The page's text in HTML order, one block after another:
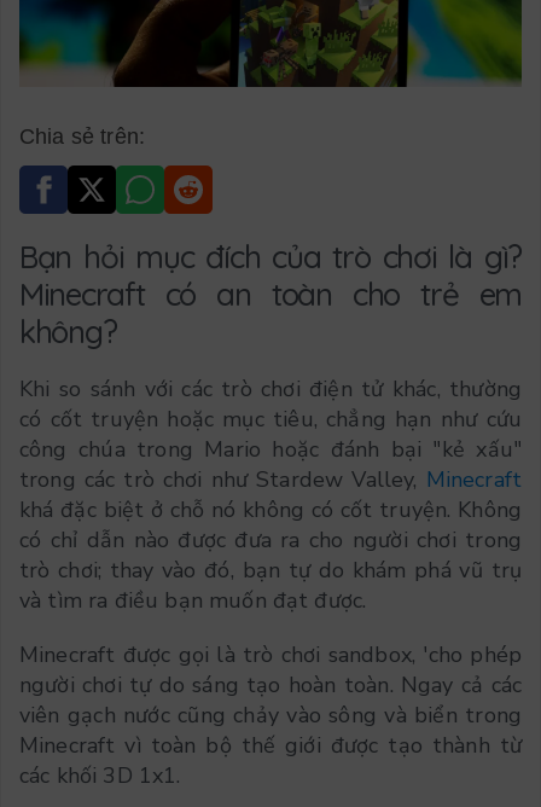
Chia sẻ trên:
Bạn hỏi mục đích của trò chơi là gì?
Minecraft có an toàn cho trẻ em
không?
Khi so sánh với các trò chơi điện tử khác, thường
có cốt truyện hoặc mục tiêu, chẳng hạn như cứu
công chúa trong Mario hoặc đánh bại "kẻ xấu"
trong các trò chơi như Stardew Valley, Minecraft
khá đặc biệt ở chỗ nó không có cốt truyện. Không
có chỉ dẫn nào được đưa ra cho người chơi trong
trò chơi; thay vào đó, bạn tự do khám phá vũ trụ
và tìm ra điều bạn muốn đạt được.
Minecraft được gọi là trò chơi sandbox, 'cho phép
người chơi tự do sáng tạo hoàn toàn. Ngay cả các
viên gạch nước cũng chảy vào sông và biển trong
Minecraft vì toàn bộ thế giới được tạo thành từ
các khối 3D 1x1.